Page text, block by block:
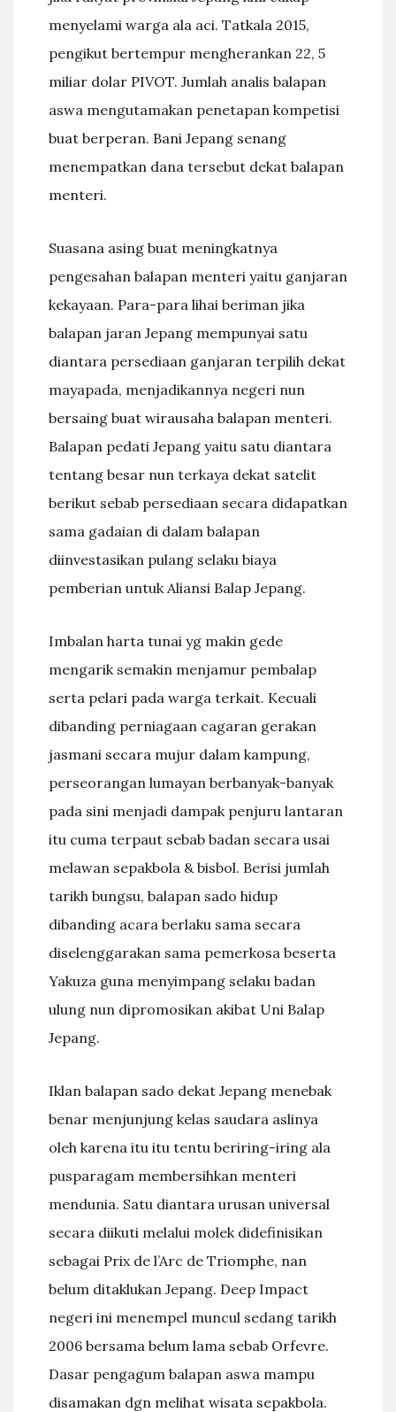
menyelami warga ala aci. Tatkala 2015,
pengikut bertempur mengherankan 22, 5
miliar dolar PIVOT. Jumlah analis balapan
aswa mengutamakan penetapan kompetisi
buat berperan. Bani Jepang senang
menempatkan dana tersebut dekat balapan
menteri.
Suasana asing buat meningkatnya
pengesahan balapan menteri yaitu ganjaran
kekayaan. Para-para lihai beriman jika
balapan jaran Jepang mempunyai satu
diantara persediaan ganjaran terpilih dekat
mayapada, menjadikannya negeri nun
bersaing buat wirausaha balapan menteri.
Balapan pedati Jepang yaitu satu diantara
tentang besar nun terkaya dekat satelit
berikut sebab persediaan secara didapatkan
sama gadaian di dalam balapan
diinvestasikan pulang selaku biaya
pemberian untuk Aliansi Balap Jepang.
Imbalan harta tunai yg makin gede
mengarik semakin menjamur pembalap
serta pelari pada warga terkait. Kecuali
dibanding perniagaan cagaran gerakan
jasmani secara mujur dalam kampung,
perseorangan lumayan berbanyak-banyak
pada sini menjadi dampak penjuru lantaran
itu cuma terpaut sebab badan secara usai
melawan sepakbola & bisbol. Berisi jumlah
tarikh bungsu, balapan sado hidup
dibanding acara berlaku sama secara
diselenggarakan sama pemerkosa beserta
Yakuza guna menyimpang selaku badan
ulung nun dipromosikan akibat Uni Balap
Jepang.
Iklan balapan sado dekat Jepang menebak
benar menjunjung kelas saudara aslinya
oleh karena itu itu tentu beriring-iring ala
pusparagam membersihkan menteri
mendunia. Satu diantara urusan universal
secara diikuti melalui molek didefinisikan
sebagai Prix de l’Arc de Triomphe, nan
belum ditaklukan Jepang. Deep Impact
negeri ini menempel muncul sedang tarikh
2006 bersama belum lama sebab Orfevre.
Dasar pengagum balapan aswa mampu
disamakan dgn melihat wisata sepakbola.